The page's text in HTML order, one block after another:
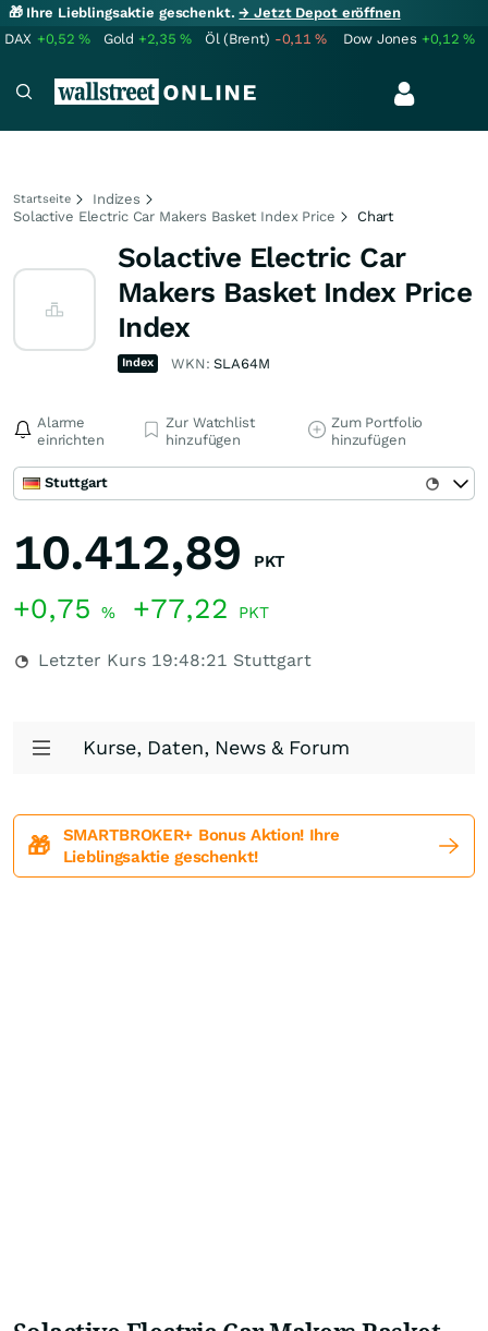
🎁 Ihre Lieblingsaktie geschenkt.→ Jetzt Depot eröffnen
DAX +0,52% Gold +2,35% Öl (Brent) -0,11% Dow Jones +0,12%
Startseite
Indizes
Solactive Electric Car Makers Basket Index Price
Chart
Solactive Electric Car
Makers Basket Index Price
Index
Index WKN:SLA64M
Alarme
einrichten
Zur Watchlist
hinzufügen
Zum Portfolio
hinzufügen
Stuttgart
10.412,89 PKT
+0,75 % +77,22 PKT
Letzter Kurs 19:48:21 Stuttgart
Kurse, Daten, News & Forum
🎁
SMARTBROKER+ Bonus Aktion! Ihre
Lieblingsaktie geschenkt!